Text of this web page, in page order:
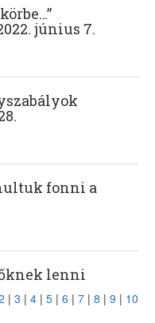
június 7.
fonni a
lenni
| 3 | 4 | 5 | 6 | 7 | 8 | 9 | 10